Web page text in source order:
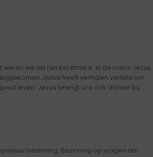
vieren we als het Kerstmis is. In de mens Jezus
heeft verhalen verteld om
leven. Jezus brengt ons ook dichter bij...
bezinning. Bezinning op vragen als: